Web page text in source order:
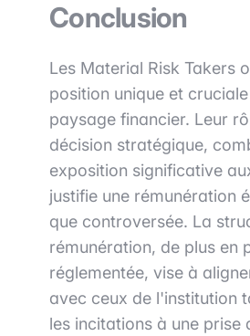
Conclusion
Les Material Risk Takers
position unique et
paysage financier. Leur
décision stratégique,
exposition significative
justifie une rémunération
que controversée. La
rémunération, de plus en
réglementée, vise à
avec ceux de l'institution
les incitations à une prise